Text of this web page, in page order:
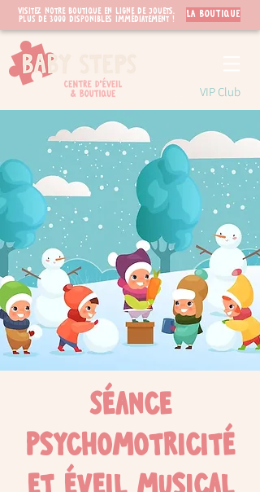
Visitez notre boutique en ligne de jouets.
PLUS de 3000 disponibles immédiatement !
LA BOUTIQUE
VIP Club
Séance
psychomotricité